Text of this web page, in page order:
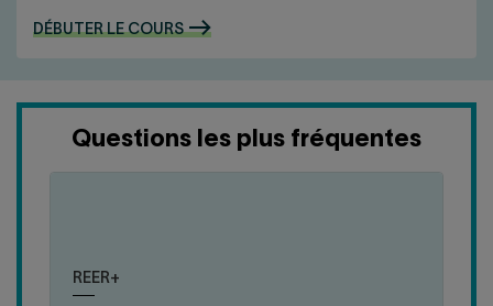
DÉBUTER LE COURS
Questions les plus fréquentes
REER+
vous donner une économie d'impôt variant entre